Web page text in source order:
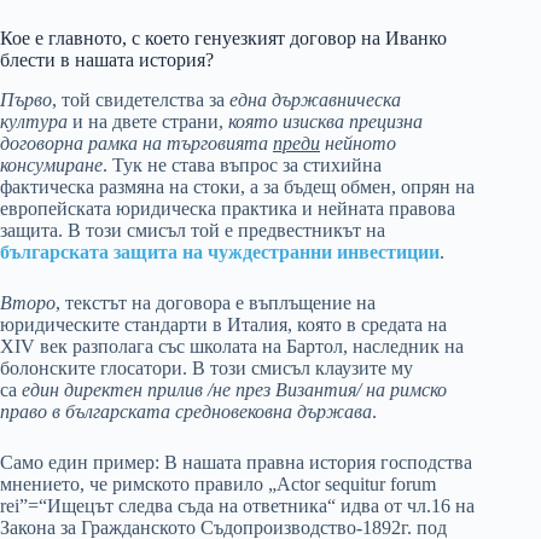
Кое е главното, с което генуезкият договор на Иванко
блести в нашата история?
Първо, той свидетелства за една държавническа
култура и на двете страни, която изисква прецизна
договорна рамка на търговията преди нейното
консумиране. Тук не става въпрос за стихийна
фактическа размяна на стоки, а за бъдещ обмен, опрян на
европейската юридическа практика и нейната правова
защита. В този смисъл той е предвестникът на
българската защита на чуждестранни инвестиции.
Второ, текстът на договора е въплъщение на
юридическите стандарти в Италия, която в средата на
XIV век разполага със школата на Бартол, наследник на
болонските глосатори. В този смисъл клаузите му
са един директен прилив /не през Византия/ на римско
право в българската средновековна държава.
Само един пример: В нашата правна история господства
мнението, че римското правило „Actor sequitur forum
rei”=“Ищецът следва съда на ответника“ идва от чл.16 на
Закона за Гражданското Съдопроизводство-1892г. под